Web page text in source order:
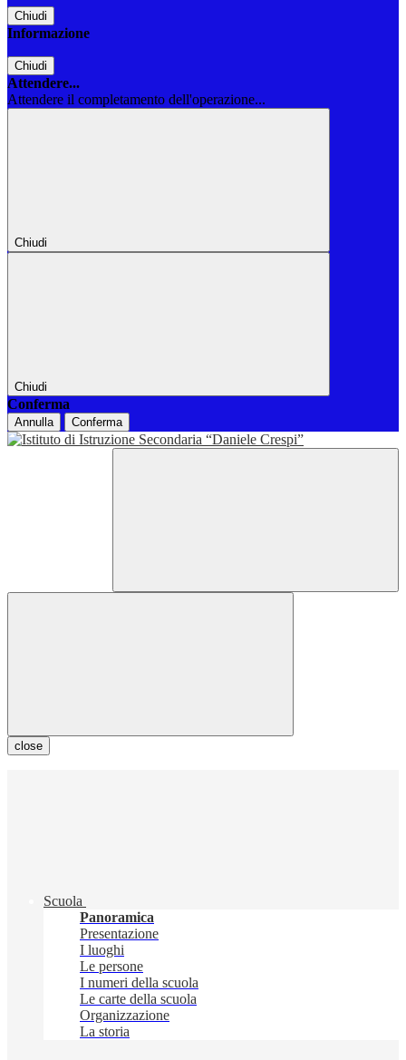
Chiudi
Informazione
Chiudi
Attendere...
Attendere il completamento dell'operazione...
Chiudi
Chiudi
Conferma
Annulla Conferma
close
Scuola
Panoramica
Presentazione
I luoghi
Le persone
I numeri della scuola
Le carte della scuola
Organizzazione
La storia